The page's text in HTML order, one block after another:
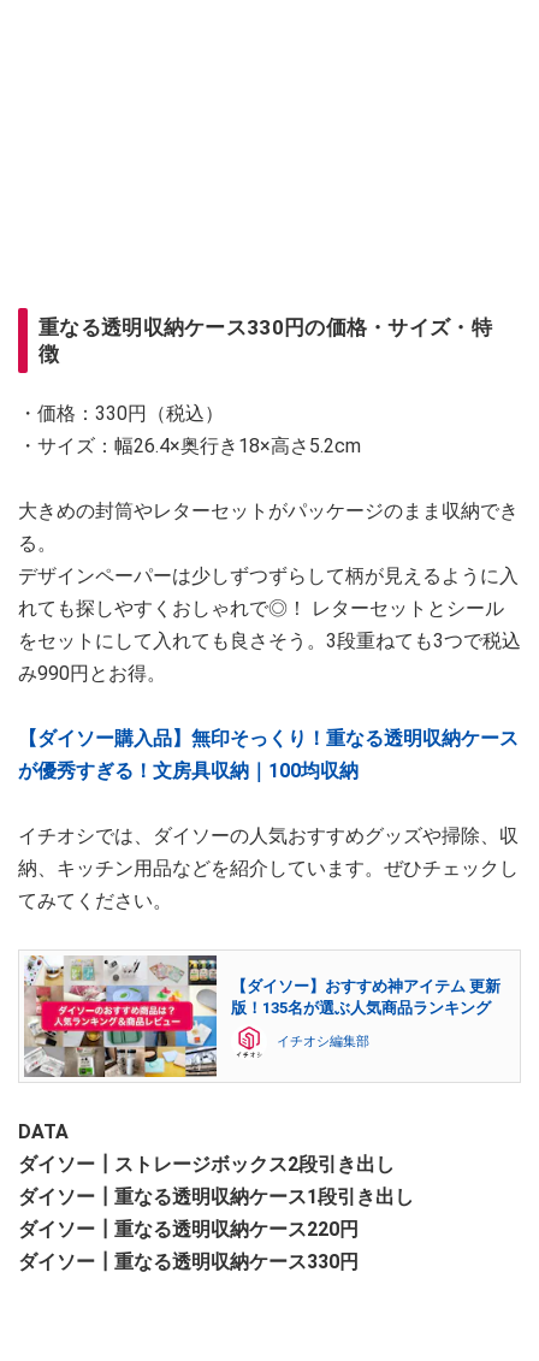
重なる透明収納ケース330円の価格・サイズ・特
徴
・価格：330円（税込）
・サイズ：幅26.4×奥行き18×高さ5.2cm
大きめの封筒やレターセットがパッケージのまま収納でき
る。
デザインペーパーは少しずつずらして柄が見えるように入
れても探しやすくおしゃれで◎！ レターセットとシール
をセットにして入れても良さそう。3段重ねても3つで税込
み990円とお得。
【ダイソー購入品】無印そっくり！重なる透明収納ケース
が優秀すぎる！文房具収納｜100均収納
イチオシでは、ダイソーの人気おすすめグッズや掃除、収
納、キッチン用品などを紹介しています。ぜひチェックし
てみてください。
【ダイソー】おすすめ神アイテム 更新
版！135名が選ぶ人気商品ランキング
イチオシ編集部
DATA
ダイソー┃ストレージボックス2段引き出し
ダイソー┃重なる透明収納ケース1段引き出し
ダイソー┃重なる透明収納ケース220円
ダイソー┃重なる透明収納ケース330円